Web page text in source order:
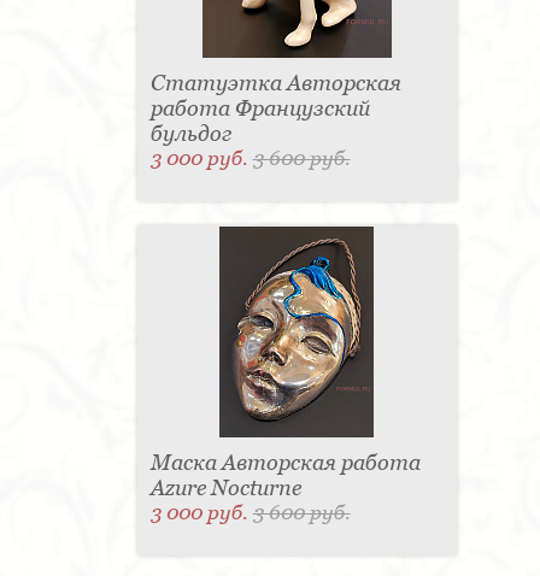
Статуэтка Авторская
работа Французский
бульдог
3 000 руб.3 600 руб.
Маска Авторская работа
Azure Nocturne
3 000 руб.3 600 руб.